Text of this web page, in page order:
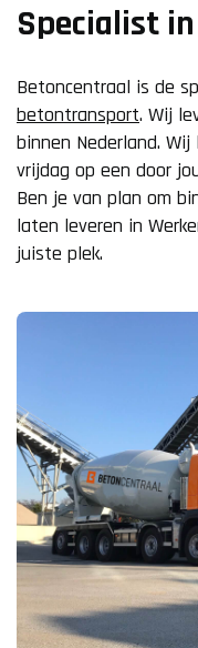
Specialist
Betoncentraal is de
betontransport. Wij
binnen Nederland.
vrijdag op een door
Ben je van plan om
laten leveren in
juiste plek.